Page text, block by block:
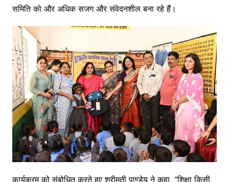
समिति को और अधिक सजग और संवेदनशील बना रहे हैं।
कार्यक्रम को संबोधित करते हुए श्रीमती पाण्डेय ने कहा, “शिक्षा किसी